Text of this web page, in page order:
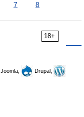
7 8
18+
Joomla,
Drupal,